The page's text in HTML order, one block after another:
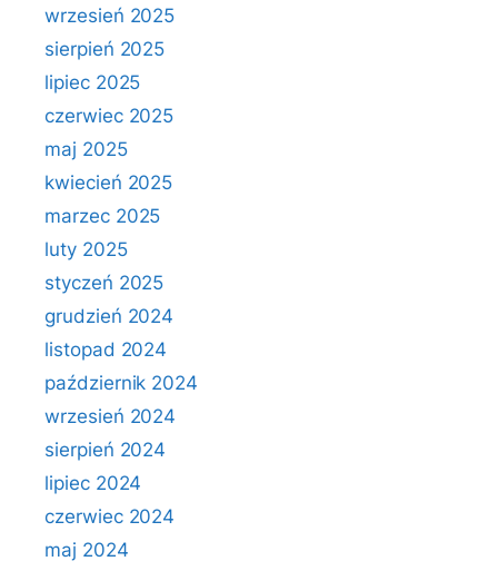
wrzesień 2025
sierpień 2025
lipiec 2025
czerwiec 2025
maj 2025
kwiecień 2025
marzec 2025
luty 2025
styczeń 2025
grudzień 2024
listopad 2024
październik 2024
wrzesień 2024
sierpień 2024
lipiec 2024
czerwiec 2024
maj 2024